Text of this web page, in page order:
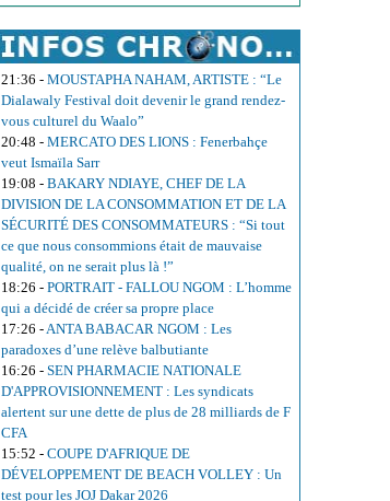
21:36 - MOUSTAPHA NAHAM, ARTISTE : “Le
Dialawaly Festival doit devenir le grand rendez-
vous culturel du Waalo”
20:48 - MERCATO DES LIONS : Fenerbahçe
veut Ismaïla Sarr
19:08 - BAKARY NDIAYE, CHEF DE LA
DIVISION DE LA CONSOMMATION ET DE LA
SÉCURITÉ DES CONSOMMATEURS : “Si tout
ce que nous consommions était de mauvaise
qualité, on ne serait plus là !”
18:26 - PORTRAIT - FALLOU NGOM : L’homme
qui a décidé de créer sa propre place
17:26 -ANTA BABACAR NGOM : Les
paradoxes d’une relève balbutiante
16:26 - SEN PHARMACIE NATIONALE
D'APPROVISIONNEMENT : Les syndicats
alertent sur une dette de plus de 28 milliards de F
CFA
15:52 - COUPE D'AFRIQUE DE
DÉVELOPPEMENT DE BEACH VOLLEY : Un
test pour les JOJ Dakar 2026